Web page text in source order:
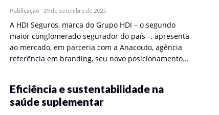
Publicação - 19 de setembro de 2025
A HDI Seguros, marca do Grupo HDI – o segundo
maior conglomerado segurador do país –, apresenta
ao mercado, em parceria com a Anacouto, agência
referência em branding, seu novo posicionamento…
Eficiência e sustentabilidade na
saúde suplementar